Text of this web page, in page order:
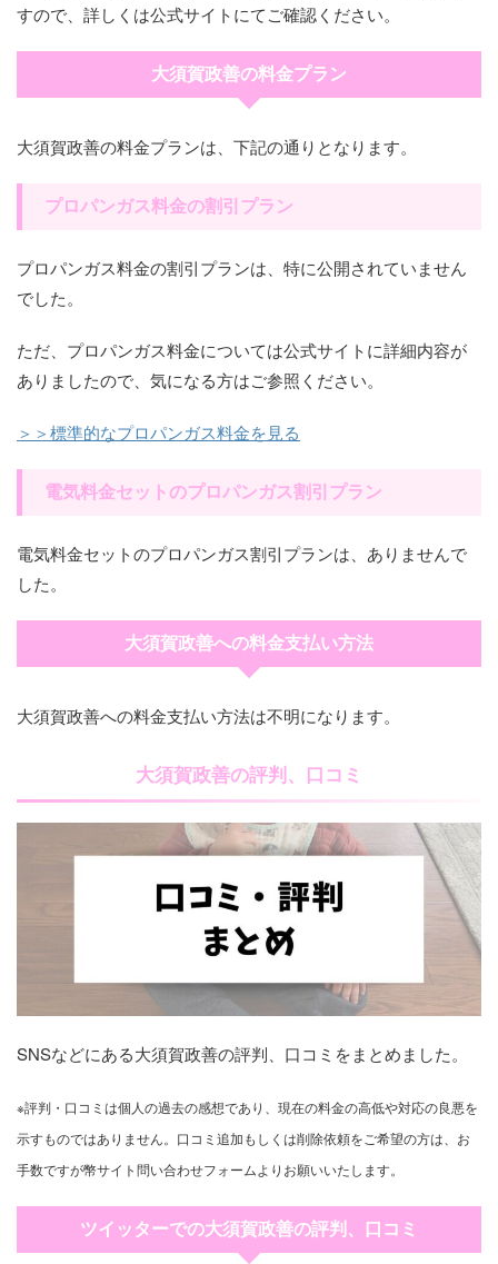
すので、詳しくは公式サイトにてご確認ください。
大須賀政善の料金プラン
大須賀政善の料金プランは、下記の通りとなります。
プロパンガス料金の割引プラン
プロパンガス料金の割引プランは、特に公開されていません
でした。
ただ、プロパンガス料金については公式サイトに詳細内容が
ありましたので、気になる方はご参照ください。
＞＞標準的なプロパンガス料金を見る
電気料金セットのプロパンガス割引プラン
電気料金セットのプロパンガス割引プランは、ありませんで
した。
大須賀政善への料金支払い方法
大須賀政善への料金支払い方法は不明になります。
大須賀政善の評判、口コミ
SNSなどにある大須賀政善の評判、口コミをまとめました。
※評判・口コミは個人の過去の感想であり、現在の料金の高低や対応の良悪を
示すものではありません。口コミ追加もしくは削除依頼をご希望の方は、お
手数ですが幣サイト問い合わせフォームよりお願いいたします。
ツイッターでの大須賀政善の評判、口コミ